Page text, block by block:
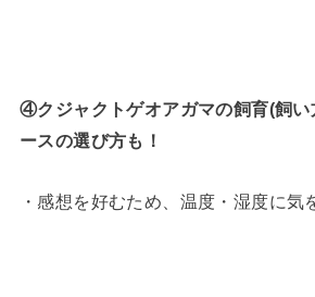
④クジャクトゲオアガマの飼育(飼い
ースの選び方も！
・感想を好むため、温度・湿度に気